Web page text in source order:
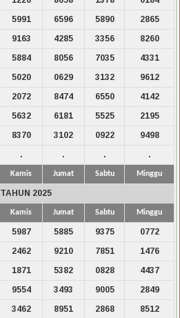
5991 6596 5890
2865
9163 4285 3356
8260
5884 8056 7035
4331
5020 0629 3132
9612
2072 8474 6550
4142
5632 6181 5525
2195
8370 3102 0922
9498
. . . .
Kamis Jumat Sabtu Minggu
TAHUN 2025
Kamis Jumat Sabtu Minggu
5987 5885 9375
0772
2462 9210 7851
1476
1871 5382 0828
4437
9554 3493 9005
2849
3462 8951 2868
8512